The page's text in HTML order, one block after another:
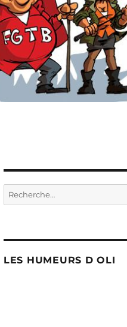
Recherche
pour :
LES HUMEURS D OLI